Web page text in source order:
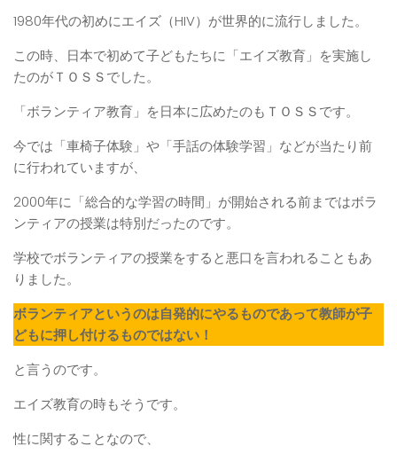
1980年代の初めにエイズ（HIV）が世界的に流行しました。
この時、日本で初めて子どもたちに「エイズ教育」を実施し
たのがＴＯＳＳでした。
「ボランティア教育」を日本に広めたのもＴＯＳＳです。
今では「車椅子体験」や「手話の体験学習」などが当たり前
に行われていますが、
2000年に「総合的な学習の時間」が開始される前まではボラ
ンティアの授業は特別だったのです。
学校でボランティアの授業をすると悪口を言われることもあ
りました。
ボランティアというのは自発的にやるものであって教師が子
どもに押し付けるものではない！
と言うのです。
エイズ教育の時もそうです。
性に関することなので、